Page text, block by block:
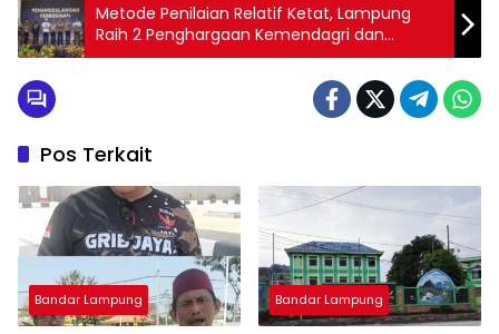
Metode Penilaian Relatif Ketat, Lampung
Raih 2 Penghargaan Kemendagri dan
Kementerian PU
Pos Terkait
Bandar Lampung Bandar Lampung